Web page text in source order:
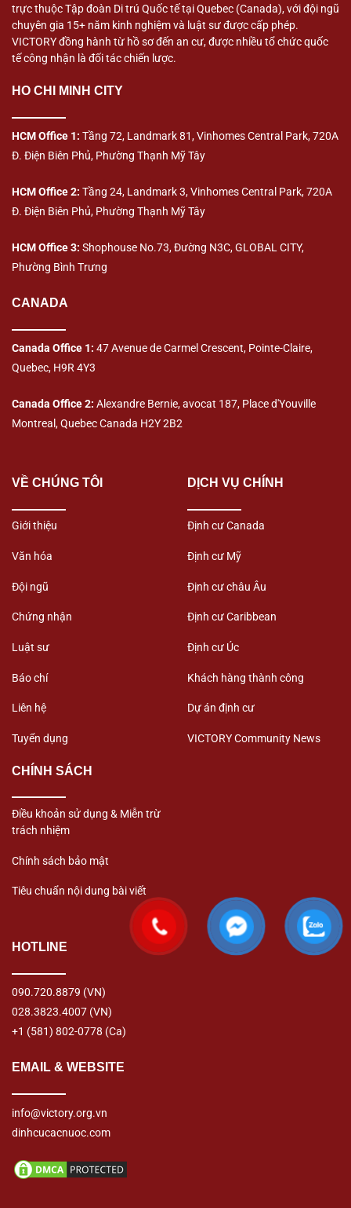
trực thuộc Tập đoàn Di trú Quốc tế tại Quebec (Canada), với đội ngũ
chuyên gia 15+ năm kinh nghiệm và luật sư được cấp phép.
VICTORY đồng hành từ hồ sơ đến an cư, được nhiều tổ chức quốc
tế công nhận là đối tác chiến lược.
HO CHI MINH CITY
HCM Office 1: Tầng 72, Landmark 81, Vinhomes Central Park, 720A
Đ. Điện Biên Phủ, Phường Thạnh Mỹ Tây
HCM Office 2: Tầng 24, Landmark 3, Vinhomes Central Park, 720A
Đ. Điện Biên Phủ, Phường Thạnh Mỹ Tây
HCM Office 3: Shophouse No.73, Đường N3C, GLOBAL CITY,
Phường Bình Trưng
CANADA
Canada Office 1: 47 Avenue de Carmel Crescent, Pointe-Claire,
Quebec, H9R 4Y3
Canada Office 2: Alexandre Bernie, avocat 187, Place d'Youville
Montreal, Quebec Canada H2Y 2B2
VỀ CHÚNG TÔI
Giới thiệu
Văn hóa
Đội ngũ
Chứng nhận
Luật sư
Báo chí
Liên hệ
Tuyển dụng
CHÍNH SÁCH
Điều khoản sử dụng & Miễn trừ
trách nhiệm
Chính sách bảo mật
Tiêu chuẩn nội dung bài viết
DỊCH VỤ CHÍNH
Định cư Canada
Định cư Mỹ
Định cư châu Âu
Định cư Caribbean
Định cư Úc
Khách hàng thành công
Dự án định cư
VICTORY Community News
HOTLINE
090.720.8879 (VN)
028.3823.4007 (VN)
+1 (581) 802-0778 (Ca)
EMAIL & WEBSITE
info@victory.org.vn
dinhcucacnuoc.com